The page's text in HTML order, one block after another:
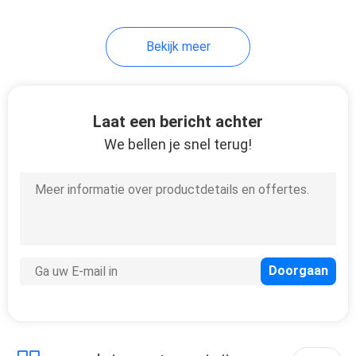
De Druk van het
Document Kaart
Bekijk meer
Laat een bericht achter
We bellen je snel terug!